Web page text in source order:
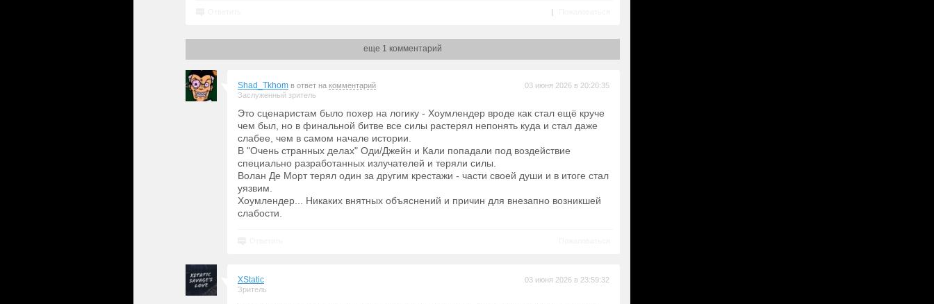
|
еще 1 комментарий
Shad_Tkhom в ответ на комментарий
Заслуженный зритель
03 июня 2026 в 20:20:35
Это сценаристам было похер на логику - Хоумлендер вроде как стал ещё круче
чем был, но в финальной битве все силы растерял непонять куда и стал даже
слабее, чем в самом начале истории.
В "Очень странных делах" Оди/Джейн и Кали попадали под воздействие
специально разработанных излучателей и теряли силы.
Волан Де Морт терял один за другим крестажи - части своей души и в итоге стал
уязвим.
Хоумлендер... Никаких внятных объяснений и причин для внезапно возникшей
слабости.
XStatic
Зритель
03 июня 2026 в 23:59:32